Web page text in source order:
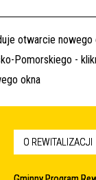
O REWITALIZACJI